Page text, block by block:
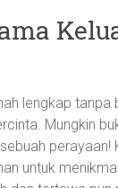
lengkap tanpa
Mungkin
perayaan!
untuk